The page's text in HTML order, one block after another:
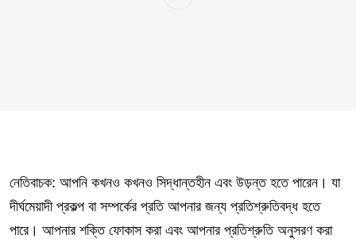
নেতিবাচক: আপনি কখনও কখনও সিদ্ধান্তহীন এবং উড়ন্ত হতে পারেন। যা
দীর্ঘমেয়াদী প্রকল্প বা সম্পর্কের প্রতি আপনার জন্য প্রতিশ্রুতিবদ্ধ হতে
পারে। আপনার শক্তি ফোকাস করা এবং আপনার প্রতিশ্রুতি অনুসরণ করা